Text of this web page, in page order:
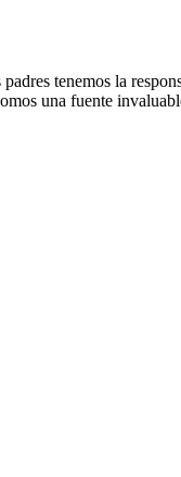
tenemos la
una fuente